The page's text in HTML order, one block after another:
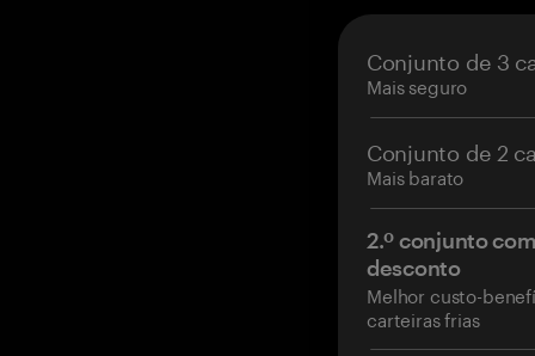
Conjunto de 3
Mais seguro
Conjunto de 2
Mais barato
2.º conjunto
desconto
Melhor custo-
carteiras frias